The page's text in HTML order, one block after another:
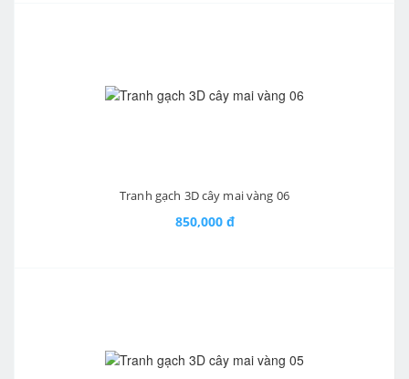
Tranh gạch 3D cây mai vàng 06
850,000 đ